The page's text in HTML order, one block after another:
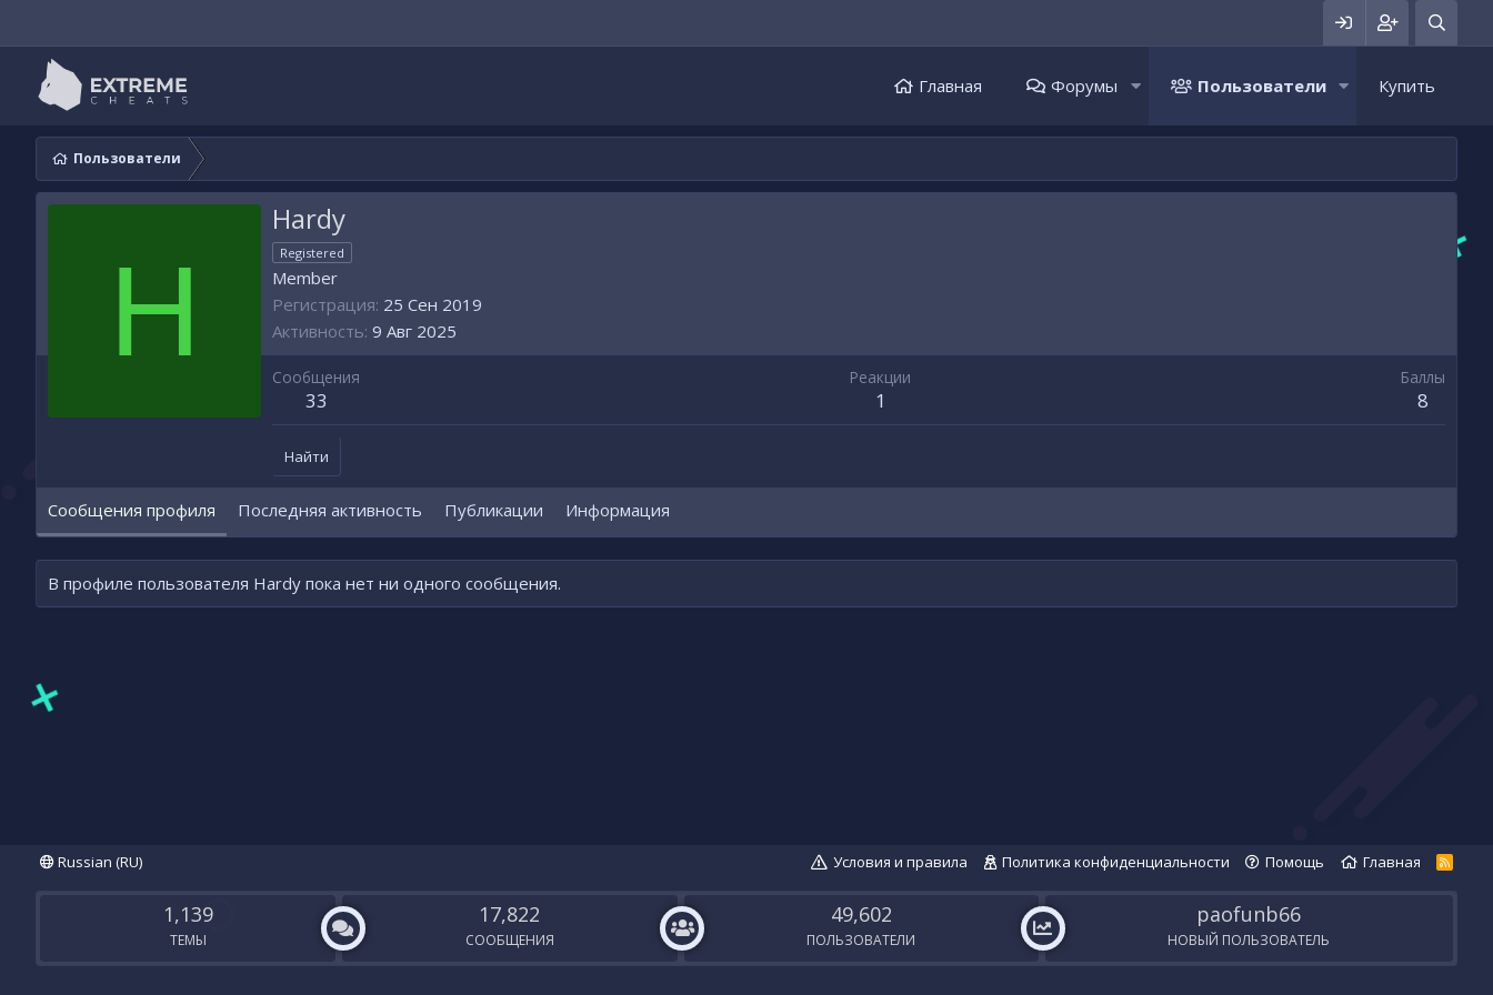
Главная Форумы Пользователи Купить
Пользователи
H
Hardy
Registered
Member
Регистрация 25 Сен 2019
Активность 9 Авг 2025
Сообщения
33
Реакции
1
Баллы
8
Найти
Сообщения профиля Последняя активность Публикации Информация
В профиле пользователя Hardy пока нет ни одного сообщения.
Russian (RU) Условия и правила Политика конфиденциальности Помощь Главная
R
S
1,139
ТЕМЫ
17,822
СООБЩЕНИЯ
49,602
ПОЛЬЗОВАТЕЛИ
paofunb66
НОВЫЙ ПОЛЬЗОВАТЕЛЬ